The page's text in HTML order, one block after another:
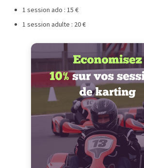
1 session ado : 15 €
1 session adulte : 20 €